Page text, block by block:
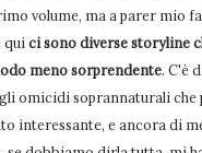
volume, ma a parer mio
qui ci sono diverse storyline
meno sorprendente. C'è
omicidi soprannaturali che
interessante, e ancora di